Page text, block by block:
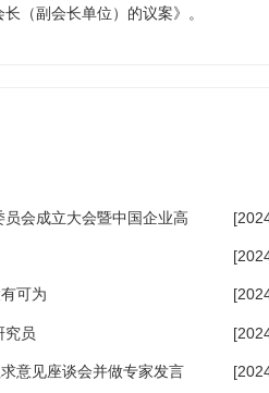
（副会长单位）的议案》。
会成立大会暨中国企业高
可为
究员
意见座谈会并做专家发言